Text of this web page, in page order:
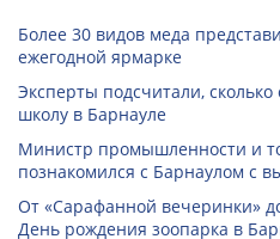
Более 30 видов меда
ежегодной ярмарке
Эксперты подсчитали, сколько
школу в Барнауле
Министр промышленности и
познакомился с Барнаулом с
От «Сарафанной вечеринки»
День рождения зоопарка в